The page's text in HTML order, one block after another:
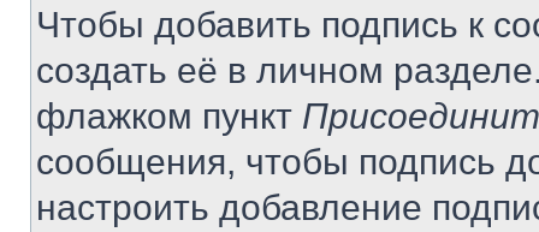
Чтобы добавить подпись к
создать её в личном
флажком пункт
сообщения, чтобы подпись
настроить добавление